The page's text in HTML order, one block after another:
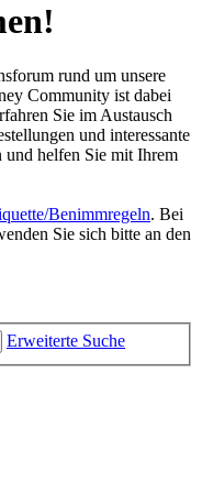
rund um unsere
Community ist dabei
Sie im Austausch
und interessante
und helfen Sie mit Ihrem
Benimmregeln. Bei
Sie sich bitte an den
Erweiterte Suche